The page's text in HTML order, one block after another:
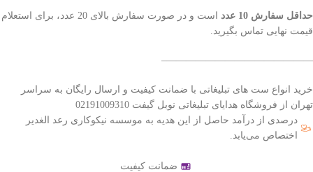
حداقل سفارش 10 عدد
است و در صورت سفارش بالای 20 عدد، برای استعلام
قیمت نهایی تماس بگیرید.
———————————————–
خرید انواع ست های تبلیغاتی با ضمانت کیفیت و ارسال رایگان به سراسر
تهران از فروشگاه هدایای تبلیغاتی نوبل گیفت 02191009310
درصدی از درآمد حاصل از این هدیه به موسسه نیکوکاری رعد الغدیر
اختصاص می‌یابد.
ضمانت کیفیت